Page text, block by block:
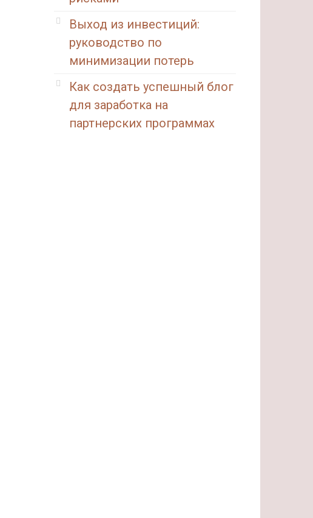
Выход из инвестиций:
руководство по
минимизации потерь
Как создать успешный блог
для заработка на
партнерских программах